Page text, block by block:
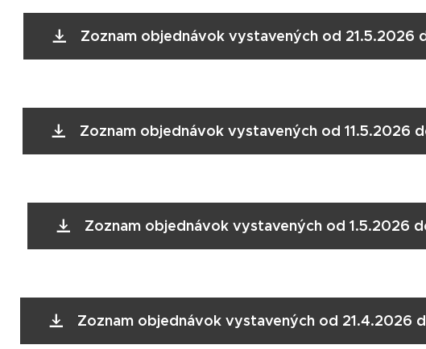
Zoznam objednávok vystavených od 21.5.2026
Zoznam objednávok vystavených od 11.5.2026
Zoznam objednávok vystavených od 1.5.2026
Zoznam objednávok vystavených od 21.4.2026